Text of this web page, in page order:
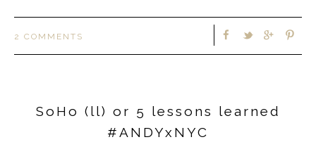
2 COMMENTS
SoHo (ll) or 5 lessons learned
#ANDYxNYC